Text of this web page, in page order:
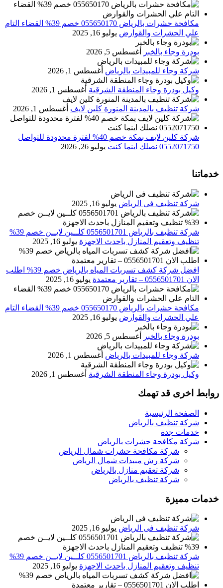
مكافحة حشرات بالرياض 055650170 خصم 39% القضاء التام
علي الحشرات والقوارض يوليو 16, 2025
بودرة وجاء بالخبر أغسطس 5, 2026
شركة وجاء للمبيدات بالرياض أغسطس 1, 2026
وكيل بودرة وجاء المنطقة الشرقية أغسطس 1, 2026
شركة تنظيف بالمدينة المنورة كلين لايف أغسطس 1, 2026
شركة كلين لايف بمكة خصم 40% لفترة محدودة للتواصل
0552071750 نصلك اينما كنت
يوليو 26, 2026
خدماتنا
شركة تنظيف فى الرياض يوليو 16, 2025
شركة تنظيف بالرياض 0556501701 كلــين لايــن خصم 39%
تنظيف وتعقيم المنازل باحدث الاجهزة يوليو 16, 2025
افضل شركة كشف تسربات المياه بالرياض خصم 39% اطلب
الان 0556501701‬‏ – تقارير معتمدة
يوليو 16, 2025
مكافحة حشرات بالرياض 055650170 خصم 39% القضاء التام
علي الحشرات والقوارض يوليو 16, 2025
بودرة وجاء بالخبر أغسطس 5, 2026
شركة وجاء للمبيدات بالرياض أغسطس 1, 2026
وكيل بودرة وجاء المنطقة الشرقية أغسطس 1, 2026
روابط اخرى قد تهمك
الصفحة الرئيسية
شركة تنظيف بالرياض
خدمات جدة
شركة مكافحة حشرات بالرياض
شركة مكافحة حشرات شمال الرياض
شركة رش مبيدات شمال الرياض
شركة تعقيم منازل بالرياض
شركة تنظيف بالرياض
خدمات مميزة
شركة تنظيف فى الرياض يوليو 16, 2025
شركة تنظيف بالرياض 0556501701 كلــين لايــن خصم 39%
تنظيف وتعقيم المنازل باحدث الاجهزة يوليو 16, 2025